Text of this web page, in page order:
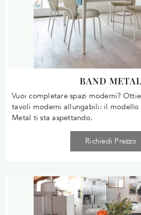
BAND METAL
Vuoi completare spazi moderni?
tavoli moderni allungabili: il modello
Metal ti sta aspettando.
Richiedi Prezzo